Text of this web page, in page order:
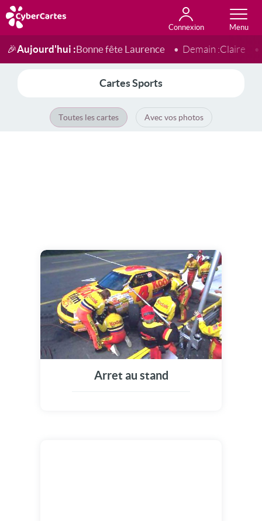
Connexion
Anniversaire
Fête du jour
Amour
Amitié
Merci
Toutes les cartes
🎉Aujourd'hui :Bonne fête Laurence Demain :Claire
Cartes Sports
Toutes les cartes Avec vos photos
Arret au stand